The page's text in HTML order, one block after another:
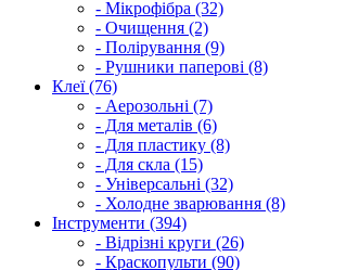
- Мікрофібра (32)
- Очищення (2)
- Полірування (9)
- Рушники паперові (8)
Клеї (76)
- Аерозольні (7)
- Для металів (6)
- Для пластику (8)
- Для скла (15)
- Універсальні (32)
- Холодне зварювання (8)
Інструменти (394)
- Відрізні круги (26)
- Краскопульти (90)